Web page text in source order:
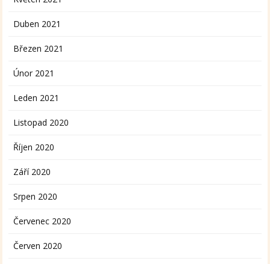
Duben 2021
Březen 2021
Únor 2021
Leden 2021
Listopad 2020
Říjen 2020
Září 2020
Srpen 2020
Červenec 2020
Červen 2020